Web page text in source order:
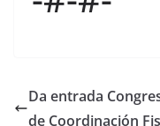
Da entrada
de Coordinación